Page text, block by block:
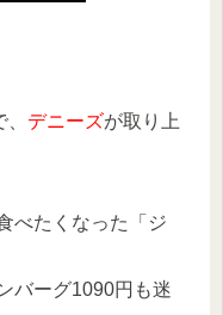
デニーズが取り上
べたくなった「ジ
バーグ1090円も迷